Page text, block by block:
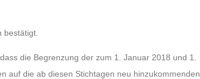
bestätigt.
die Begrenzung der zum 1. Januar 2018 und 1.
auf die ab diesen Stichtagen neu hinzukommenden